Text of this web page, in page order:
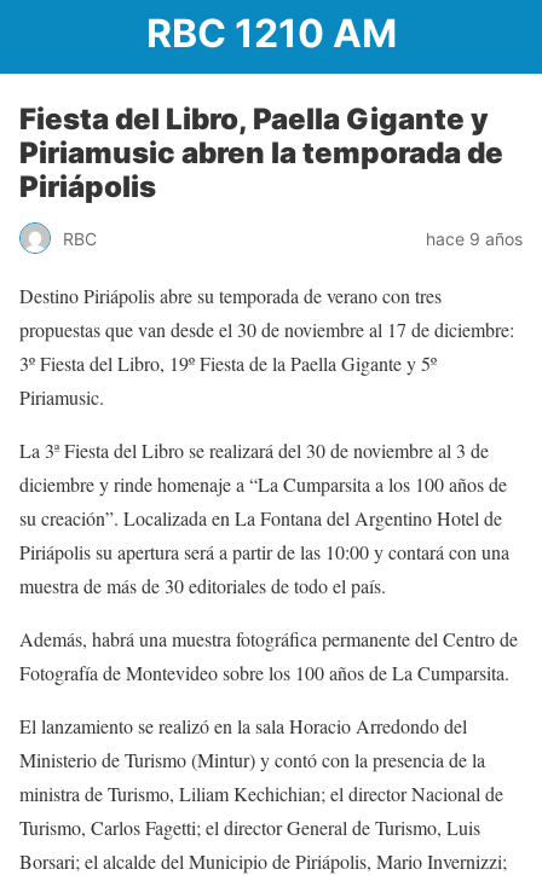
RBC 1210 AM
Fiesta del Libro, Paella Gigante y
Piriamusic abren la temporada de
Piriápolis
RBC hace 9 años
Destino Piriápolis abre su temporada de verano con tres
propuestas que van desde el 30 de noviembre al 17 de diciembre:
3º Fiesta del Libro, 19º Fiesta de la Paella Gigante y 5º
Piriamusic.
La 3ª Fiesta del Libro se realizará del 30 de noviembre al 3 de
diciembre y rinde homenaje a “La Cumparsita a los 100 años de
su creación”. Localizada en La Fontana del Argentino Hotel de
Piriápolis su apertura será a partir de las 10:00 y contará con una
muestra de más de 30 editoriales de todo el país.
Además, habrá una muestra fotográfica permanente del Centro de
Fotografía de Montevideo sobre los 100 años de La Cumparsita.
El lanzamiento se realizó en la sala Horacio Arredondo del
Ministerio de Turismo (Mintur) y contó con la presencia de la
ministra de Turismo, Liliam Kechichian; el director Nacional de
Turismo, Carlos Fagetti; el director General de Turismo, Luis
Borsari; el alcalde del Municipio de Piriápolis, Mario Invernizzi;